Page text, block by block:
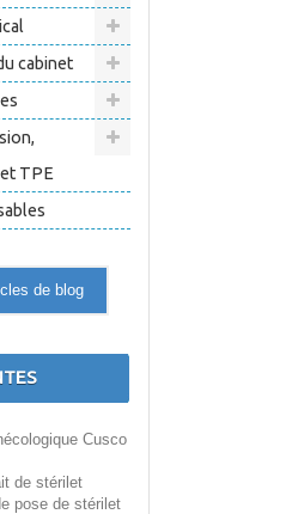
cabinet
TPE
de blog
Cusco
de stérilet
pose de stérilet